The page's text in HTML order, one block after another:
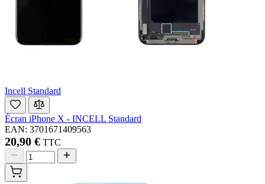
Incell Standard
Écran iPhone X - INCELL Standard
EAN: 3701671409563
20,90 € TTC